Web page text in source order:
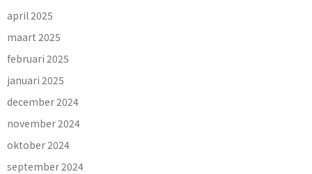
april 2025
maart 2025
februari 2025
januari 2025
december 2024
november 2024
oktober 2024
september 2024